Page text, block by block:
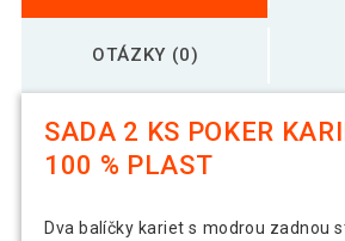
OTÁZKY (0)
SADA 2 KS POKER
100 % PLAST
Dva balíčky kariet s modrou zadnou